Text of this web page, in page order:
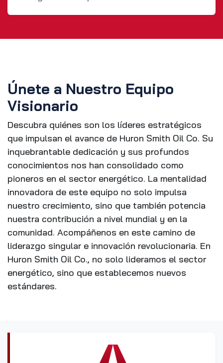
Únete a Nuestro Equipo
Visionario
Descubra quiénes son los líderes estratégicos
que impulsan el avance de Huron Smith Oil Co. Su
inquebrantable dedicación y sus profundos
conocimientos nos han consolidado como
pioneros en el sector energético. La mentalidad
innovadora de este equipo no solo impulsa
nuestro crecimiento, sino que también potencia
nuestra contribución a nivel mundial y en la
comunidad. Acompáñenos en este camino de
liderazgo singular e innovación revolucionaria. En
Huron Smith Oil Co., no solo lideramos el sector
energético, sino que establecemos nuevos
estándares.